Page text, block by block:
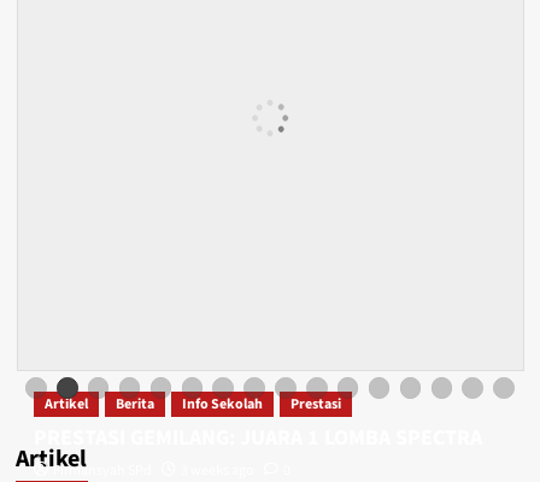
Artikel
Artikel Berita Info Sekolah Prestasi
Firmansyah SPd